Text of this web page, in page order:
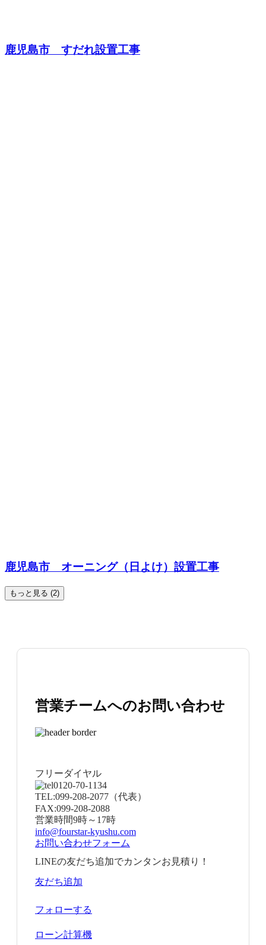
鹿児島市 すだれ設置工事
鹿児島市 オーニング（日よけ）設置工事
もっと見る (2)
営業チームへのお問い合わせ
フリーダイヤル
0120-70-1134
TEL:099-208-2077 （代表）
FAX:099-208-2088
営業時間9時～17時
info@fourstar-kyushu.com
お問い合わせフォーム
LINEの友だち追加でカンタンお見積り！
友だち追加
フォローする
ローン計算機